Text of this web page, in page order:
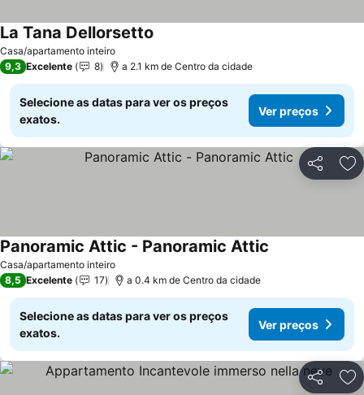
Casa/apartamento inteiro
La Tana Dellorsetto
9,3 Excelente 8 a 2.1 km de Centro da cidade
Selecione as datas para ver os preços
exatos.
Ver preços
Partilhar
Casa/apartamento inteiro
Panoramic Attic - Panoramic Attic
8,5 Excelente 17 a 0.4 km de Centro da cidade
Selecione as datas para ver os preços
exatos.
Ver preços
Partilhar